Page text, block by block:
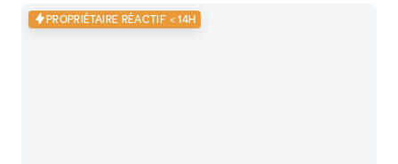
PROPRIÉTAIRE RÉACTIF < 14H